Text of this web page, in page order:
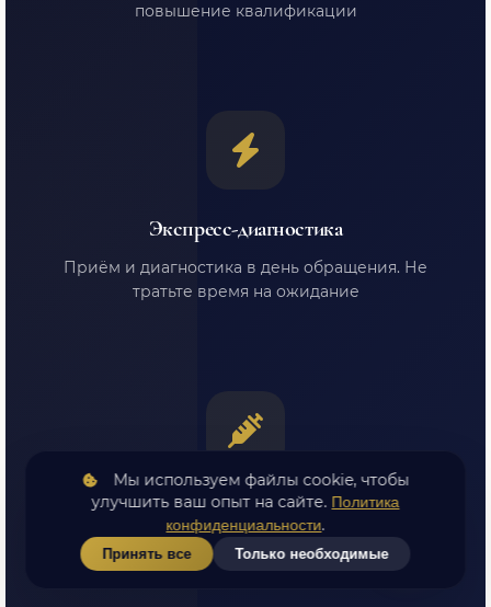
повышение квалификации
Экспресс-диагностика
Приём и диагностика в день обращения. Не
тратьте время на ожидание
Без операции
Консервативное лечение. УВТ, плазмолифтинг,
внутрисуставные инъекции
Мы используем файлы cookie, чтобы
улучшить ваш опыт на сайте. Политика
конфиденциальности.
Принять все Только необходимые